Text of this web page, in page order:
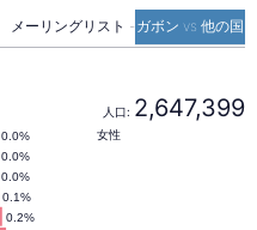
メーリングリスト - ガボン vs 他の国
人口: 2,647,399
0.2%
0.1%
0.0%
0.0%
0.0% 女性